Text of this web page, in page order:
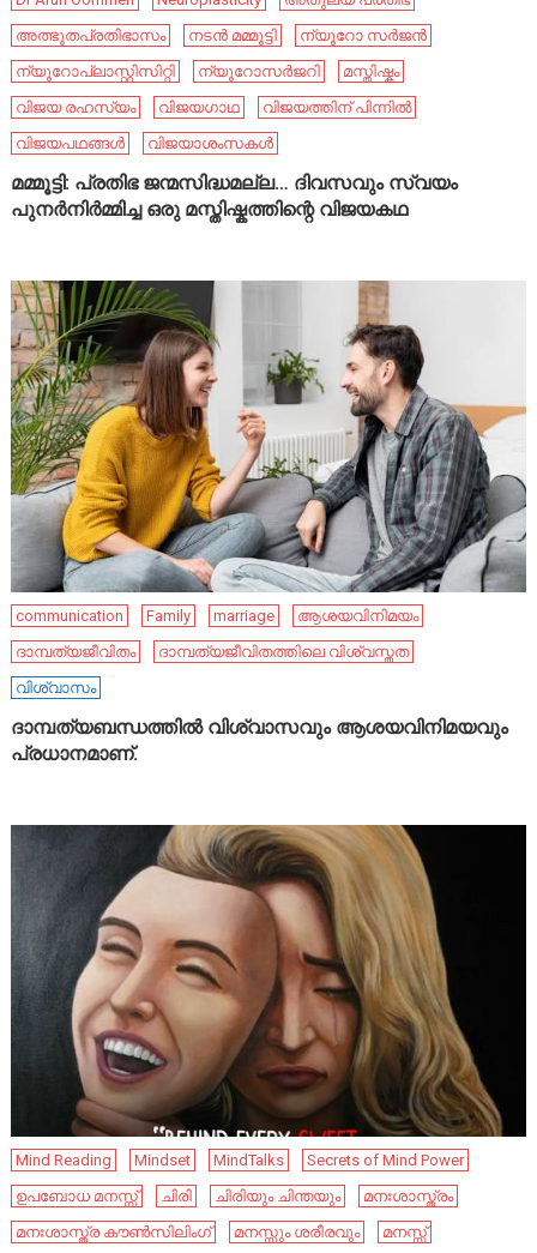
അത്ഭുതപ്രതിഭാസം
നടൻ മമ്മൂട്ടി
ന്യൂറോ സർജൻ
ന്യൂറോപ്ലാസ്റ്റിസിറ്റി
ന്യൂറോസർജറി
മസ്തിഷ്കം
വിജയ രഹസ്യം
വിജയഗാഥ
വിജയത്തിന് പിന്നിൽ
വിജയപഥങ്ങൾ
വിജയാശംസകൾ
മമ്മൂട്ടി: പ്രതിഭ ജന്മസിദ്ധമല്ല… ദിവസവും സ്വയം
പുനർനിർമ്മിച്ച ഒരു മസ്തിഷ്കത്തിന്റെ വിജയകഥ
communication Family marriage
ആശയവിനിമയം
ദാമ്പത്യജീവിതം
ദാമ്പത്യജീവിതത്തിലെ വിശ്വസ്തത
വിശ്വാസം
ദാമ്പത്യബന്ധത്തിൽ വിശ്വാസവും ആശയവിനിമയവും
പ്രധാനമാണ്.
Mind Reading Mindset MindTalks
Secrets of Mind Power
ഉപബോധ മനസ്സ്
ചിരി ചിരിയും ചിന്തയും
മനഃശാസ്ത്രം
മനഃശാസ്ത്ര കൗൺസിലിംഗ്
മനസ്സും ശരീരവും മനസ്സ്